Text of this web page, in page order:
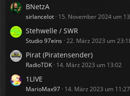
BNetzA
sirlancelot 15. November 2024 um
Stehwelle / SWR
Studio 97eins 22. März 2023 um
Pirat (Piratensender)
RadioTDK 14. März 2023 um 13:02
1LIVE
MarioMax97 14. März 2023 um 11:27